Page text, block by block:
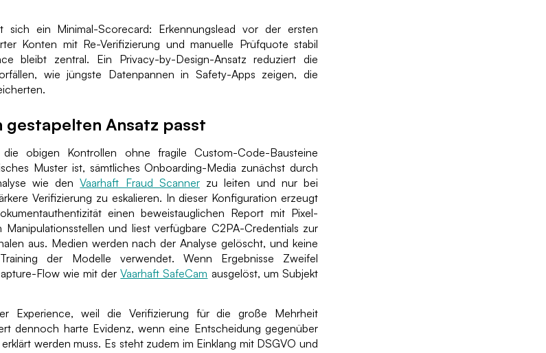
sich ein Minimal-Scorecard: Erkennungslead vor der ersten
Konten mit Re-Verifizierung und manuelle Prüfquote stabil
bleibt zentral. Ein Privacy-by-Design-Ansatz reduziert die
wie jüngste Datenpannen in Safety-Apps zeigen, die
gestapelten Ansatz passt
obigen Kontrollen ohne fragile Custom-Code-Bausteine
Muster ist, sämtliches Onboarding-Media zunächst durch
wie denVaarhaft Fraud Scannerzu leiten und nur bei
Verifizierung zu eskalieren. In dieser Konfiguration erzeugt
einen beweistauglichen Report mit Pixel-
Manipulationsstellen und liest verfügbare C2PA-Credentials zur
aus. Medien werden nach der Analyse gelöscht, und keine
der Modelle verwendet. Wenn Ergebnisse Zweifel
Flow wie mit derVaarhaft SafeCam ausgelöst, um Subjekt
Experience, weil die Verifizierung für die große Mehrheit
dennoch harte Evidenz, wenn eine Entscheidung gegenüber
werden muss. Es steht zudem im Einklang mit DSGVO und